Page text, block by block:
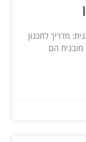
מדריך לתכנון
מובנית הם